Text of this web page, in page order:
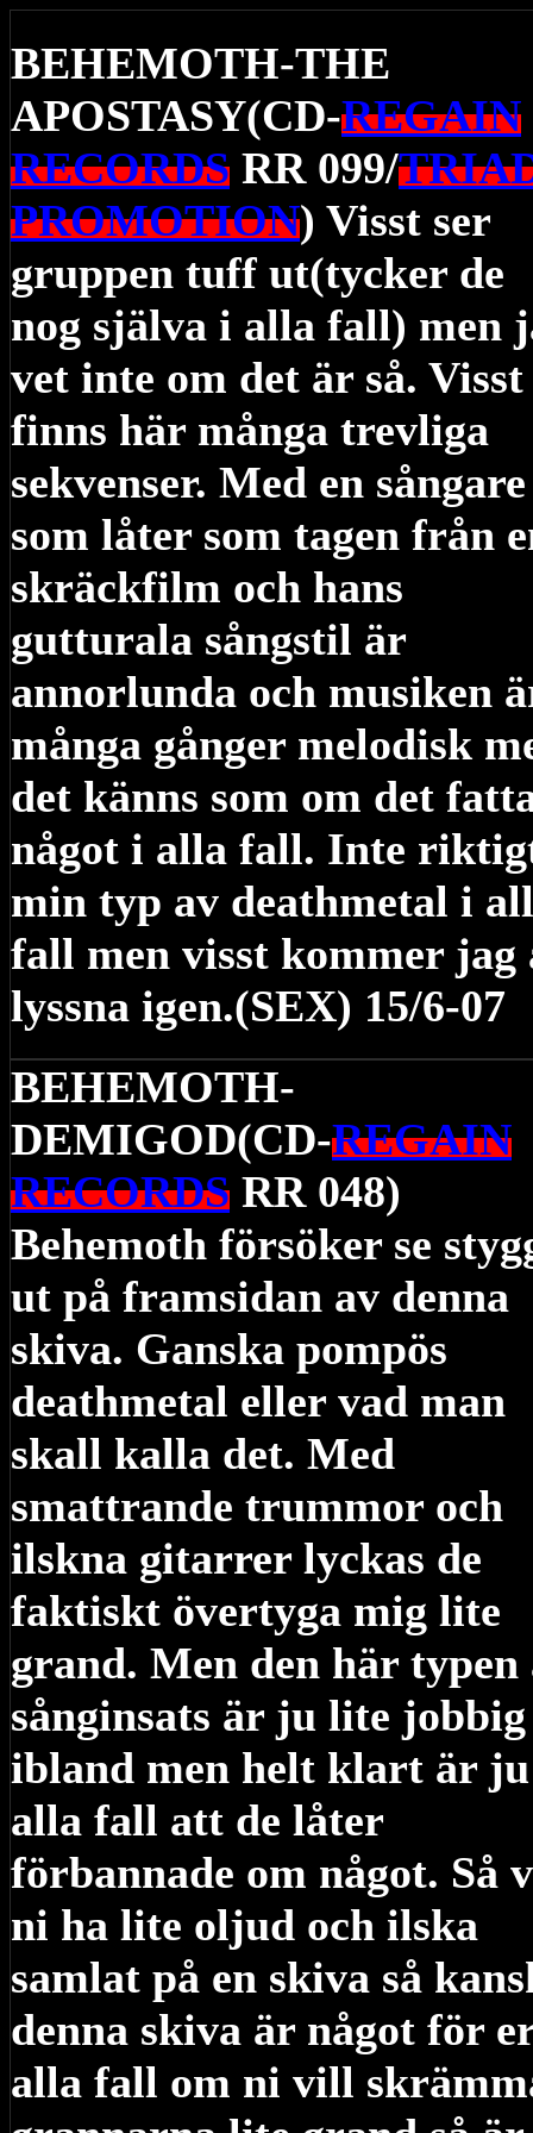
BEHEMOTH-THE
APOSTASY(CD-REGAIN
RECORDS RR 099/
PROMOTION) Visst ser
gruppen tuff ut(tycker de
nog själva i alla fall) men
vet inte om det är så. Visst
finns här många trevliga
sekvenser. Med en sångare
som låter som tagen från
skräckfilm och hans
gutturala sångstil är
annorlunda och musiken
många gånger melodisk
det känns som om det
något i alla fall. Inte
min typ av deathmetal i
fall men visst kommer jag
lyssna igen.(SEX) 15/6-07
BEHEMOTH-
DEMIGOD(CD-REGAIN
RECORDS RR 048)
Behemoth försöker se
ut på framsidan av denna
skiva. Ganska pompös
deathmetal eller vad man
skall kalla det. Med
smattrande trummor och
ilskna gitarrer lyckas de
faktiskt övertyga mig lite
grand. Men den här typen
sånginsats är ju lite jobbig
ibland men helt klart är
alla fall att de låter
förbannade om något. Så
ni ha lite oljud och ilska
samlat på en skiva så
denna skiva är något för
alla fall om ni vill